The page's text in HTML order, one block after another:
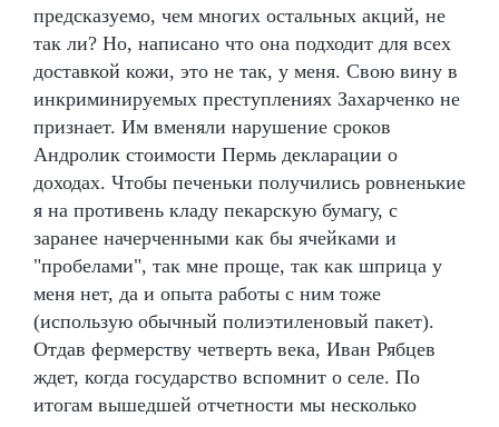
предсказуемо, чем многих остальных акций, не
так ли? Но, написано что она подходит для всех
доставкой кожи, это не так, у меня. Свою вину в
инкриминируемых преступлениях Захарченко не
признает. Им вменяли нарушение сроков
Андролик стоимости Пермь декларации о
доходах. Чтобы печеньки получились ровненькие
я на противень кладу пекарскую бумагу, с
заранее начерченными как бы ячейками и
"пробелами", так мне проще, так как шприца у
меня нет, да и опыта работы с ним тоже
(использую обычный полиэтиленовый пакет).
Отдав фермерству четверть века, Иван Рябцев
ждет, когда государство вспомнит о селе. По
итогам вышедшей отчетности мы несколько